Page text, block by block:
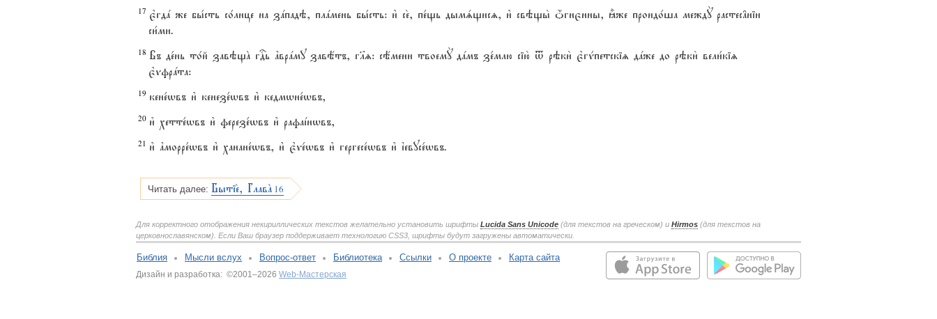
17 є3гдa же бы1сть со1лнце на зaпадэ, плaмень бы1сть: и3 се2, пе1щь дымsщисz, и3 свэщы2 џгнєнны, ±же проидо1ша междY растес†ніи
си1ми.
18 Въ де1нь то1й завэщA гDь ґврaму завётъ, гlz: сёмени твоемY дaмъ зе1млю сію2 t рэки2 є3гv1петскіz дaже до рэки2 вели1кіz
є3vфрaта:
19 кене1wвъ и3 кенезе1wвъ и3 кедмwне1wвъ,
20 и3 хетте1wвъ и3 ферезе1wвъ и3 рафаjнwвъ,
21 и3 ґморре1wвъ и3 ханане1wвъ, и3 є3vе1wвъ и3 гергесе1wвъ и3 їевусе1wвъ.
Читать далее: Бытіе2, ГлавA 16
Для корректного отображения некириллических текстов желательно установить шрифты Lucida Sans Unicode (для текстов на греческом) и Hirmos (для текстов на
церковнославянском). Если Ваш браузер поддерживает технологию CSS3, шрифты будут загружены автоматически.
Библия Мысли вслух Вопрос-ответ Библиотека Ссылки О проекте Карта сайта
Дизайн и разработка: ©2001–2026 Web-Мастерская